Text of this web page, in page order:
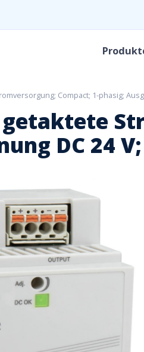
Compact; 1-phasig;
DC 24